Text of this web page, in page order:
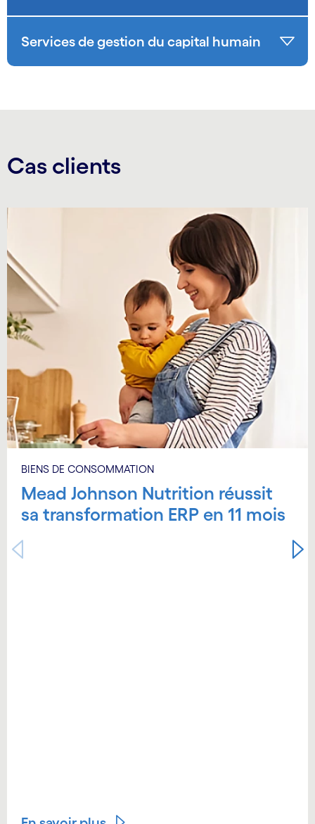
Services de gestion du capital humain
Cas clients
Carousel starts
BIENS DE CONSOMMATION
Mead Johnson Nutrition réussit
sa transformation ERP en 11 mois